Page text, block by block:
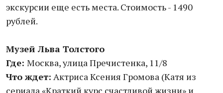
экскурсии еще есть места. Стоимость - 1490
рублей.
Музей Льва Толстого
Где: Москва, улица Пречистенка, 11/8
Что ждет: Актриса Ксения Громова (Катя из
сериала «Краткий курс счастливой жизни» и